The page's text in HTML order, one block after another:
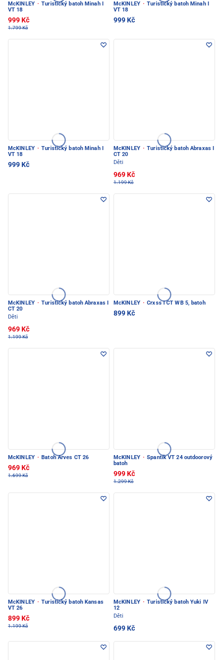
McKINLEY · Turistický batoh Minah I
VT 18
999 Kč
1.799 Kč
McKINLEY · Turistický batoh Minah I
VT 18
999 Kč
McKINLEY · Turistický batoh Minah I
VT 18
999 Kč
McKINLEY · Turistický batoh Abraxas I
CT 20
Děti
969 Kč
1.199 Kč
McKINLEY · Turistický batoh Abraxas I
CT 20
Děti
969 Kč
1.199 Kč
McKINLEY · Crxss I CT WB 5, batoh
899 Kč
McKINLEY · Batoh Arves CT 26
969 Kč
1.699 Kč
McKINLEY · Spantik VT 24 outdoorový
batoh
999 Kč
1.299 Kč
McKINLEY · Turistický batoh Kansas
VT 26
899 Kč
1.199 Kč
McKINLEY · Turistický batoh Yuki IV
12
Děti
699 Kč